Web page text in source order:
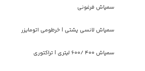
سمپاش فرغونی
سمپاش لانسی پشتی | خرطومی اتومایزر
سمپاش 400 /600 لیتری | تراکتوری